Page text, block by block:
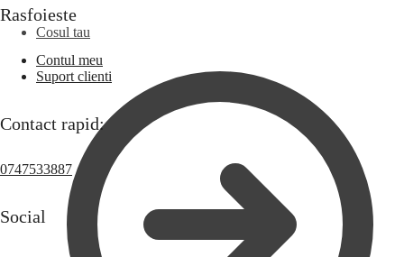
Cosul tau
Rasfoieste
Contul meu
Suport clienti
Contact rapid:
0747533887
Social